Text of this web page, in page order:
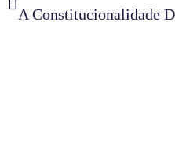
A Constitucionalidade